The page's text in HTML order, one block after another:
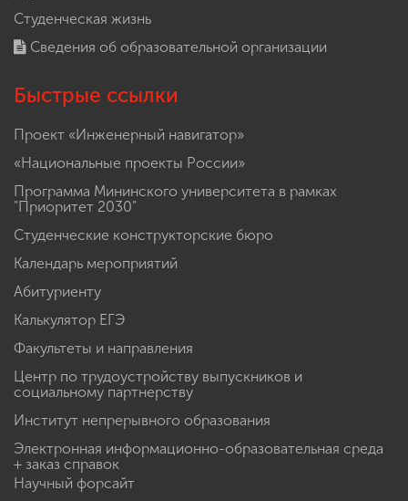
Студенческая жизнь
Сведения об образовательной организации
Быстрые ссылки
Проект «Инженерный навигатор»
«Национальные проекты России»
Программа Мининского университета в рамках
"Приоритет 2030"
Студенческие конструкторские бюро
Календарь мероприятий
Абитуриенту
Калькулятор ЕГЭ
Факультеты и направления
Центр по трудоустройству выпускников и
социальному партнерству
Институт непрерывного образования
Электронная информационно-образовательная среда
+ заказ справок
Научный форсайт